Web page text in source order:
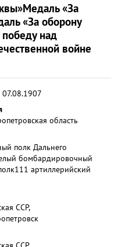
Медаль «За
«За оборону
над
войне
07.08.1907
область
полк Дальнего
бомбардировочный
111 артиллерийский
ССР,